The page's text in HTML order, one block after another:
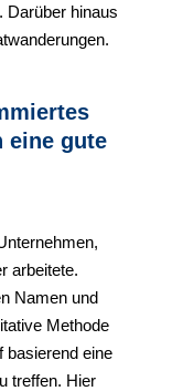
Darüber hinaus
eine gute
arbeitete.
Namen und
Methode
basierend eine
treffen. Hier